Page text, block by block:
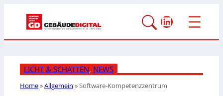
LinkedIn
LICHT & SCHATTEN, NEWS
Home»Allgemein »Software-Kompetenzzentrum